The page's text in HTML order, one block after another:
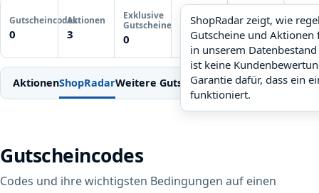
Gutscheincodes
0
Aktionen
3
Exklusive
Gutscheine
0
ShopRadar
noch keine Daten
ShopRadar zeigt, wie
Gutscheine und Aktionen
in unserem
ist keine
Garantie dafür, dass ein
funktioniert.
Letzte
Gutscheinprüfung
Noch keine
Prüfung
AktionenShopRadarWeitere GutscheineEinlösen
Gutscheincodes
Codes und ihre wichtigsten Bedingungen auf einen